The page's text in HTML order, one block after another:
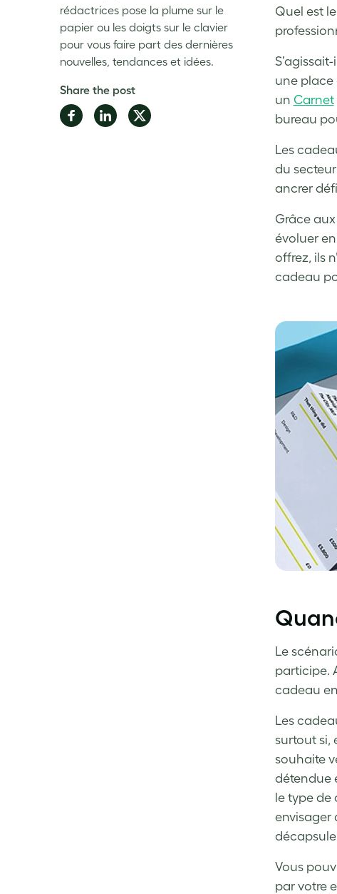
Quel est
une place
un Carnet
bureau
Les
du
ancrer
Grâce
évoluer
offrez, ils
cadeau
Le
participe.
cadeau
Les
surtout si,
souhaite
détendue
le type de
envisager
Vous
par votre
rédactrices pose la plume sur le
papier ou les doigts sur le clavier
pour vous faire part des dernières
nouvelles, tendances et idées.
Share the post
Share Share Share